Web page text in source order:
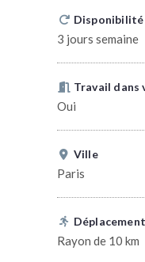
Disponibilité
3 jours semaine
Travail dans
Oui
Ville
Paris
Déplacement
Rayon de 10 km